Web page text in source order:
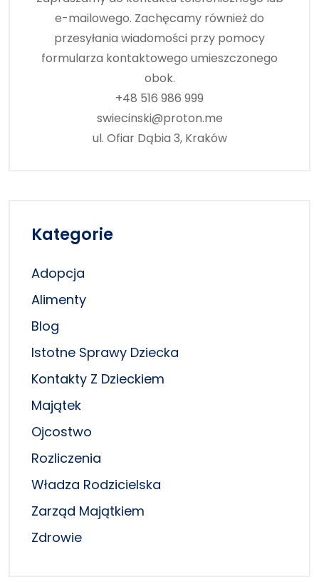
e-mailowego. Zachęcamy również do
przesyłania wiadomości przy pomocy
formularza kontaktowego umieszczonego
obok.
+48 516 986 999
swiecinski@proton.me
ul. Ofiar Dąbia 3, Kraków
Kategorie
Adopcja
Alimenty
Blog
Istotne Sprawy Dziecka
Kontakty Z Dzieckiem
Majątek
Ojcostwo
Rozliczenia
Władza Rodzicielska
Zarząd Majątkiem
Zdrowie